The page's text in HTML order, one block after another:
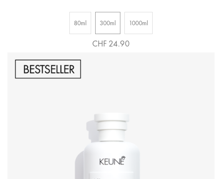
80ml 300ml 1000ml
CHF 24.90